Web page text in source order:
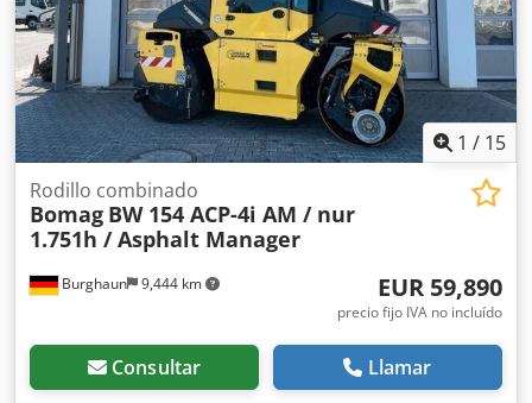
1 / 15
Burghaun 9,444 km
Rodillo combinado
Bomag BW 154 ACP-4i AM / nur
1.751h / Asphalt Manager
EUR 59,890
precio fijo IVA no incluído
Consultar Llamar